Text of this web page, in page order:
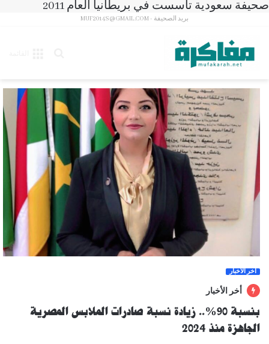
صحيفة سعودية تأسست في بريطانيا العام 2011
بريد الصحيفة - MUF2014S@GMAIL.COM
آخر الأخبار
أخر الأخبار
بنسبة 90%.. زيادة نسبة صادرات الملابس المصرية
الجاهزة منذ 2024